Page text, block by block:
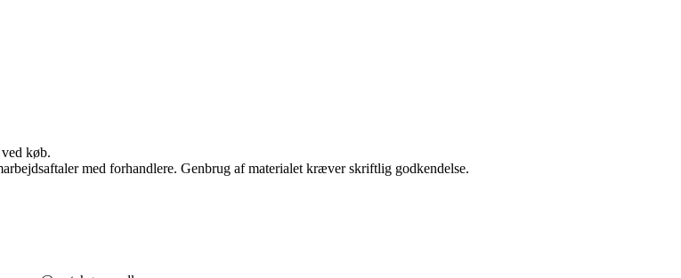
køb.
med forhandlere. Genbrug af materialet kræver skriftlig godkendelse.